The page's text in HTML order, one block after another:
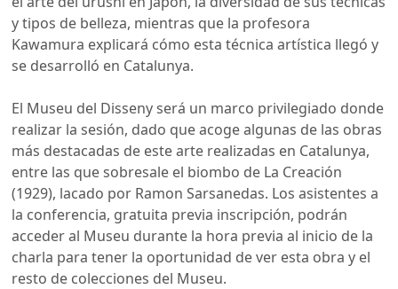
y tipos de belleza, mientras que la profesora
Kawamura explicará cómo esta técnica artística llegó y
se desarrolló en Catalunya.
El Museu del Disseny será un marco privilegiado donde
realizar la sesión, dado que acoge algunas de las obras
más destacadas de este arte realizadas en Catalunya,
entre las que sobresale el biombo de La Creación
(1929), lacado por Ramon Sarsanedas. Los asistentes a
la conferencia, gratuita previa inscripción, podrán
acceder al Museu durante la hora previa al inicio de la
charla para tener la oportunidad de ver esta obra y el
resto de colecciones del Museu.